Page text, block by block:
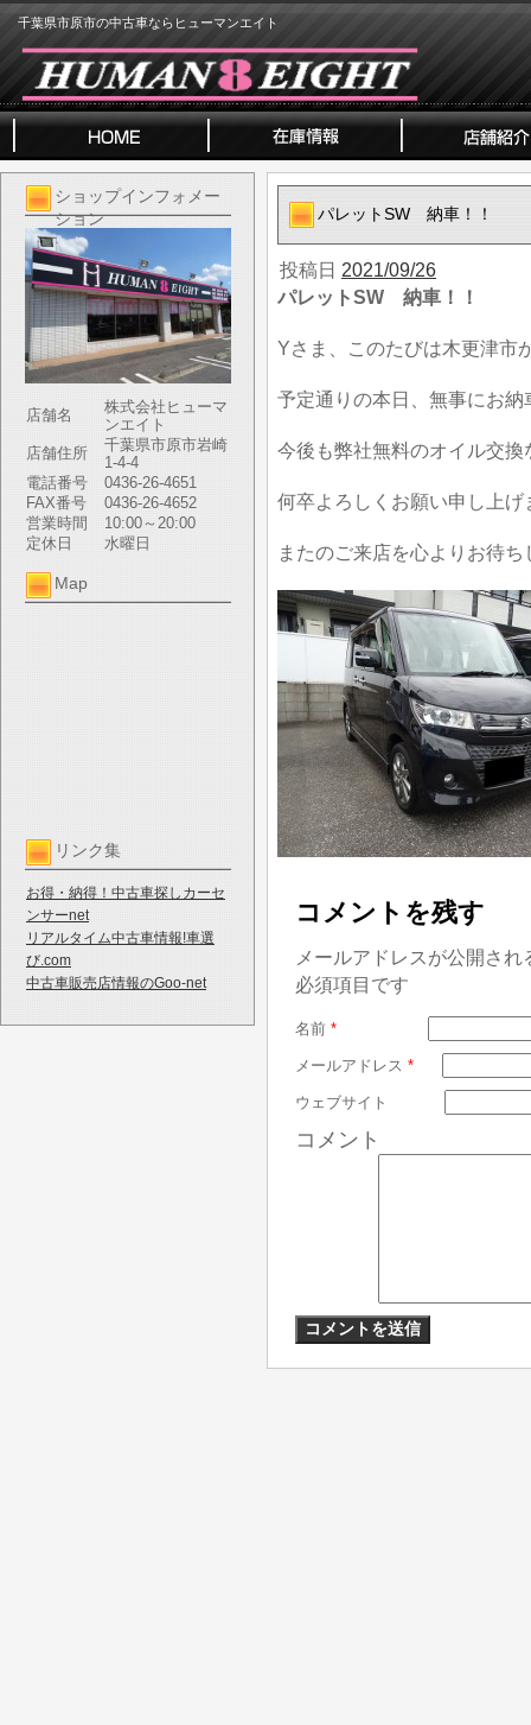
千葉県市原市の中古車ならヒューマンエイト
ショップインフォメー
ション
店舗名
株式会社ヒューマ
ンエイト
店舗住所
千葉県市原市岩崎
1-4-4
電話番号
0436-26-4651
FAX番号
0436-26-4652
営業時間
10:00～20:00
定休日
水曜日
Map
リンク集
お得・納得！中古車探しカーセ
ンサーnet
リアルタイム中古車情報!車選
び.com
中古車販売店情報のGoo-net
パレットSW 納車！！
投稿日 2021/09/26
パレットSW 納車！！
Yさま、このたびは木更津市
予定通りの本日、無事にお
今後も弊社無料のオイル交
何卒よろしくお願い申し上げ
またのご来店を心よりお待
コメントを残す
メールアドレスが公開さ
必須項目です
名前 *
メールアドレス *
ウェブサイト
コメント